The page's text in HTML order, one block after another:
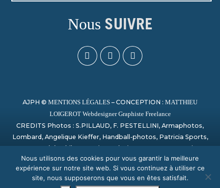
Nous SUIVRE
AJPH © MENTIONS LÉGALES – CONCEPTION : MATTHIEU
LOIGEROT Webdesigner Graphiste Freelance
CREDITS Photos : S.PILLAUD, F. PESTELLINI, Armaphotos,
Lombard, Angelique Kieffer, Handball-photos, Patricia Sports,
Laurent Théophile, Campion, Sylvain Artu, Paage_creation,
Bertrand Delhomme, Nicolas Harvent / HBCSA, Sauvage,
PHOTO SPORT NORMANDY
Nous utilisons des cookies pour vous garantir la meilleure
expérience sur notre site web. Si vous continuez à utiliser ce
site, nous supposerons que vous en êtes satisfait.